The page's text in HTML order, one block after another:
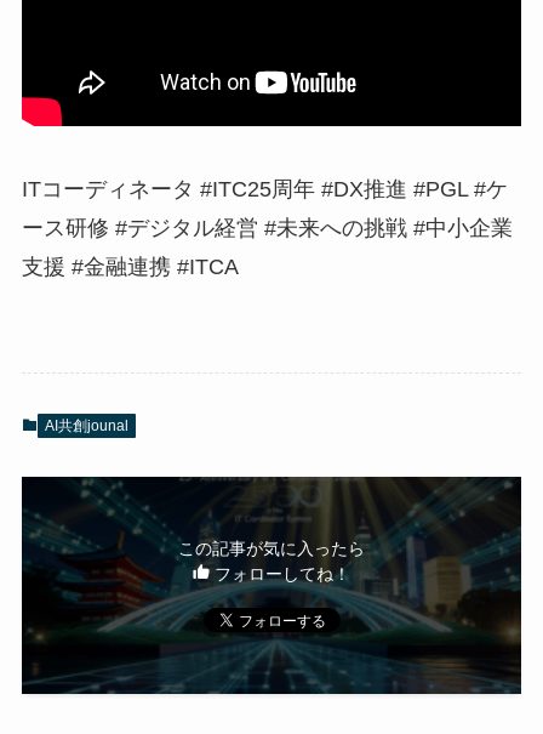
ITコーディネータ #ITC25周年 #DX推進 #PGL #ケ
ース研修 #デジタル経営 #未来への挑戦 #中小企業
支援 #金融連携 #ITCA
AI共創jounal
この記事が気に入ったら
フォローしてね！